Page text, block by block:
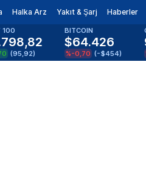
Halka Arz Yakıt & Şarj Haberler
100
(95,92)
BITCOIN
$64.426
%-0,70 (-$454)